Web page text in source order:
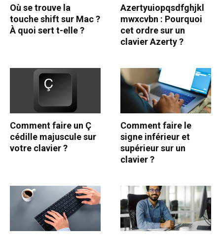
Où se trouve la
touche shift sur Mac ?
À quoi sert t-elle ?
Azertyuiopqsdfghjkl
mwxcvbn : Pourquoi
cet ordre sur un
clavier Azerty ?
Comment faire un Ç
cédille majuscule sur
votre clavier ?
Comment faire le
signe inférieur et
supérieur sur un
clavier ?